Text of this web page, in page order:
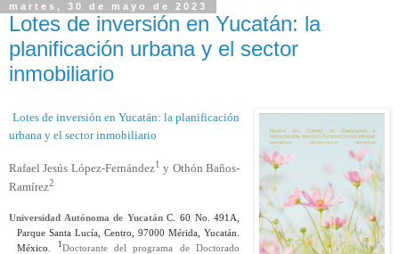
martes, 30 de mayo de 2023
Lotes de inversión en Yucatán: la
planificación urbana y el sector
inmobiliario
Lotes de inversión en Yucatán: la planificación
urbana y el sector inmobiliario
Rafael Jesús López-Fernández1 y Othón Baños-
Ramírez2
Universidad Autónoma de Yucatán C. 60 No. 491A,
Parque Santa Lucía, Centro, 97000 Mérida, Yucatán.
México.
1Doctorante del programa de Doctorado